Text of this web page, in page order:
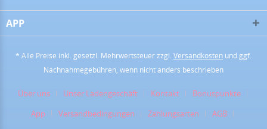
28.06.26
APP
* Alle Preise inkl. gesetzl. Mehrwertsteuer zzgl. Versandkosten und ggf.
Nachnahmegebühren, wenn nicht anders beschrieben
Über uns Unser Ladengeschäft Kontakt
Bonuspunkte
App
Versandbedingungen Zahlungsarten
AGB